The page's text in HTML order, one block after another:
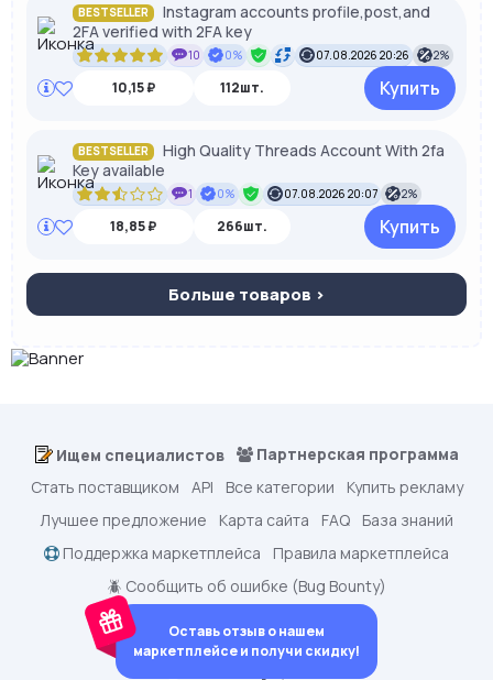
BESTSELLER
Instagram accounts profile,post,and
2FA verified with 2FA key
10 0% 07.08.2026 20:26 2%
10,15 ₽ 112шт. Купить
BESTSELLER
High Quality Threads Account With 2fa
Key available
1 0% 07.08.2026 20:07 2%
18,85 ₽ 266шт. Купить
Больше товаров >
Ищем специалистов
Партнерская программа
Стать поставщиком
API Все категории
Купить рекламу
Лучшее предложение
Карта сайта FAQ
База знаний
Поддержка маркетплейса
Правила маркетплейса
🪲 Сообщить об ошибке (Bug Bounty)
Оставь отзыв о нашем
маркетплейсе и получи скидку!